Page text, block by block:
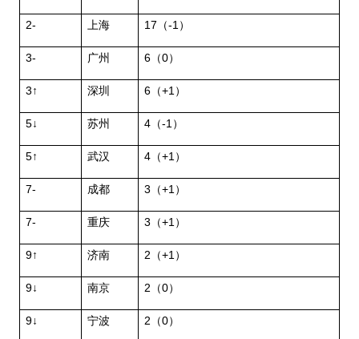
2- 上海 17 （-1 ）
3- 广州 6 （0）
3↑ 深圳 6 （+1 ）
5↓ 苏州 4 （-1 ）
5↑ 武汉 4 （+1 ）
7- 成都 3 （+1 ）
7- 重庆 3 （+1 ）
9↑ 济南 2 （+1 ）
9↓ 南京 2 （0）
9↓ 宁波 2 （0）